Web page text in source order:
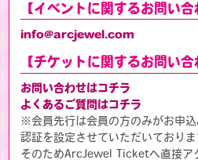
【イベントに関するお問い合
info@arcjewel.com
【チケットに関するお問い合
お問い合わせはコチラ
よくあるご質問はコチラ
※会員先行は会員の方のみがお申
認証を設定させていただいておりま
そのためArcJewel Ticketへ直接ア